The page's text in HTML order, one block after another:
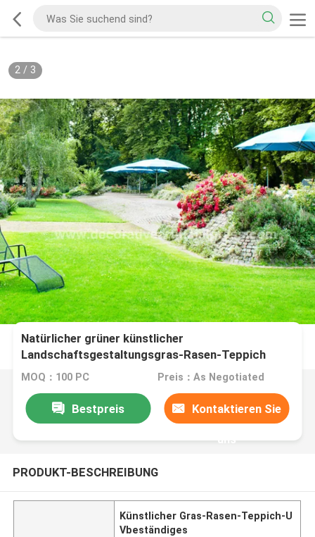
2/ 3
Natürlicher grüner künstlicher
Landschaftsgestaltungsgras-Rasen-Teppich
beständige UV20mm
MOQ：100 PC Preis：As Negotiated
Bestpreis Kontaktieren Sie
uns
PRODUKT-BESCHREIBUNG
Künstlicher Gras-Rasen-Teppich-U
Vbeständiges